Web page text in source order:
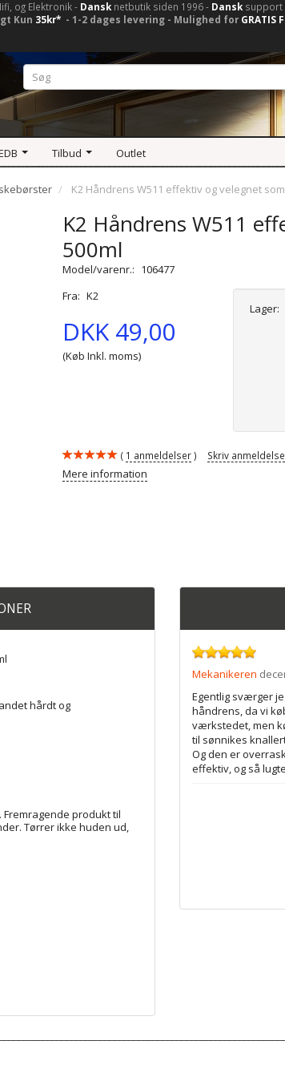
og Elektronik - Dansknetbutik siden 1996 - Dansksupport
Kun 35kr* - 1-2 dages levering - Mulighed for GRATIS
Tilbud Outlet
K2 Håndrens W511 effektiv og velegnet
K2 Håndrens W511
500ml
Model/varenr.: 106477
Fra: K2
DKK 49,00
(Køb Inkl. moms)
Lager:
1 anmeldelser Skriv anmeldelse
Mere information
hårdt og
produkt til
Tørrer ikke huden ud,
Mekanikeren
Egentlig sværger
håndrens, da vi
værkstedet, men
til sønnikes
Og den er
effektiv, og så